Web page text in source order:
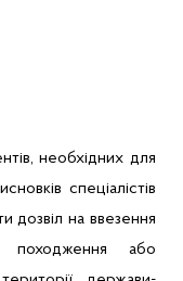
необхідних для
спеціалістів
дозвіл на ввезення
походження або